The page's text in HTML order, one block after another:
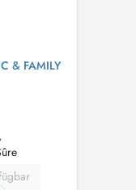
& FAMILY